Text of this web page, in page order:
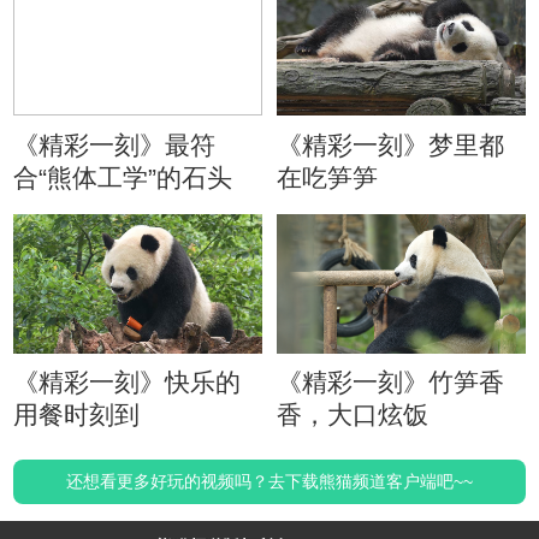
《精彩一刻》最符
合“熊体工学”的石头
《精彩一刻》梦里都
在吃笋笋
《精彩一刻》快乐的
用餐时刻到
《精彩一刻》竹笋香
香，大口炫饭
还想看更多好玩的视频吗？去下载熊猫频道客户端吧~~